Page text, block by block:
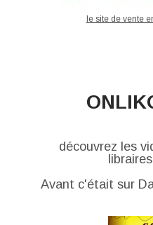
le site de vente
découvrez les
Avant c'était sur